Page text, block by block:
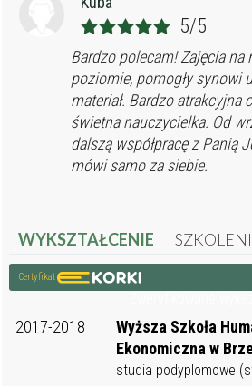
5/5
Bardzo polecam! Zajęcia na
poziomie, pomogły synowi
materiał. Bardzo atrakcyjna
świetna nauczycielka. Od
dalszą współpracę z Panią
mówi samo za siebie.
WYKSZTAŁCENIE
Certyfikat
2017-2018
Wyższa Szkoła
Ekonomiczna w
studia podyplomowe